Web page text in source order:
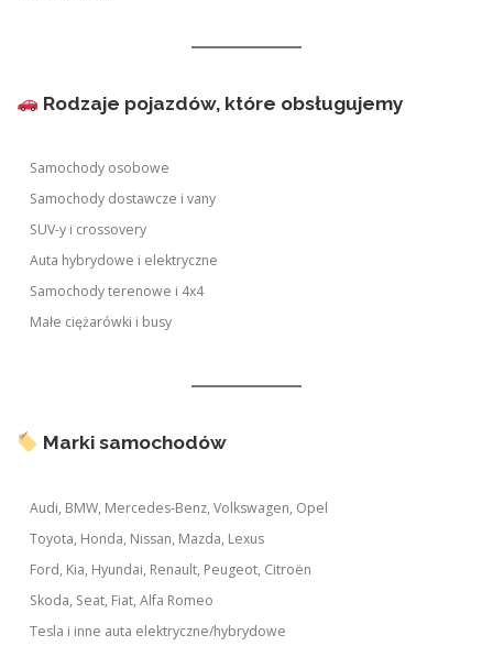
Rodzaje pojazdów, które obsługujemy
Samochody osobowe
Samochody dostawcze i vany
SUV-y i crossovery
Auta hybrydowe i elektryczne
Samochody terenowe i 4x4
Małe ciężarówki i busy
Marki samochodów
Audi, BMW, Mercedes-Benz, Volkswagen, Opel
Toyota, Honda, Nissan, Mazda, Lexus
Ford, Kia, Hyundai, Renault, Peugeot, Citroën
Skoda, Seat, Fiat, Alfa Romeo
Tesla i inne auta elektryczne/hybrydowe